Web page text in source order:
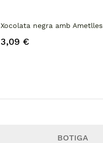
Xocolata negra amb Ametlles
3,09 €
BOTIGA